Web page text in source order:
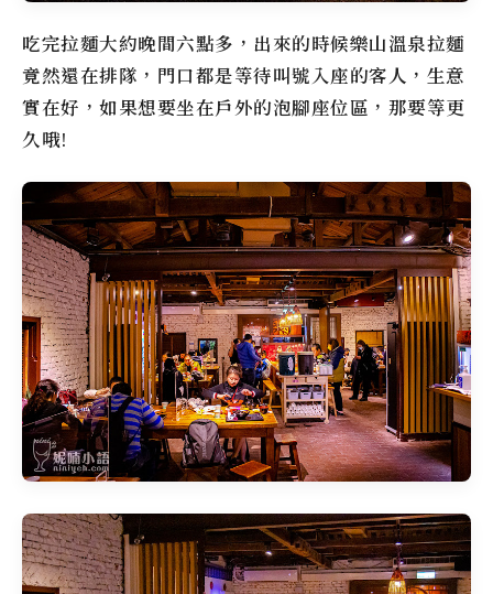
吃完拉麵大約晚間六點多，出來的時候樂山溫泉拉麵
竟然還在排隊，門口都是等待叫號入座的客人，生意
實在好，如果想要坐在戶外的泡腳座位區，那要等更
久哦!